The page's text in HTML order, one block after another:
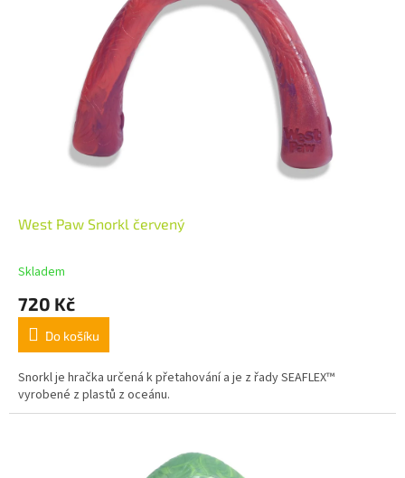
West Paw Snorkl červený
Skladem
720 Kč
Do košíku
Snorkl je hračka určená k přetahování a je z řady SEAFLEX™
vyrobené z plastů z oceánu.